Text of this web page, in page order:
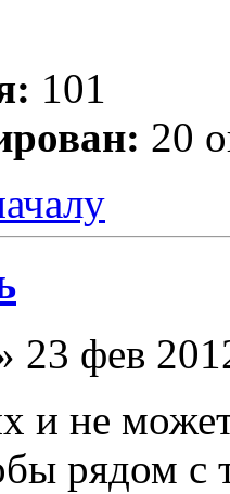
101
20
23 фев
и не
рядом с